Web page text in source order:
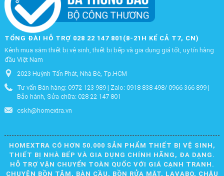
TỔNG ĐÀI HỖ TRỢ 028 22 147 801(8-21H KỂ CẢ T7, CN)
Kênh mua sắm thiết bị vệ sinh, thiết bị bếp và gia dụng giá tốt, uy tín hàng
đầu Việt Nam
2023 Huỳnh Tấn Phát, Nhà Bè, Tp.HCM
Tư vấn Bán hàng: 0972 123 989 | Zalo: 0918 838 498/ 0966 366 899 |
Bảo hành, Sửa chữa: 028 22 147 801
cskh@homextra.vn
HOMEXTRA CÓ HƠN 50.000 SẢN PHẨM THIẾT BỊ VỆ SINH,
THIẾT BỊ NHÀ BẾP VÀ GIA DỤNG CHÍNH HÃNG, ĐA DẠNG.
HỖ TRỢ VẬN CHUYỂN TOÀN QUỐC VỚI GIÁ CẠNH TRANH.
CHUYÊN BỒN TẮM, BÀN CẦU, BỒN RỬA MẶT, LAVABO, CHẬU